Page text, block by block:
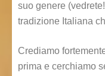
suo genere
tradizione Italiana
Crediamo
prima e cerchiamo